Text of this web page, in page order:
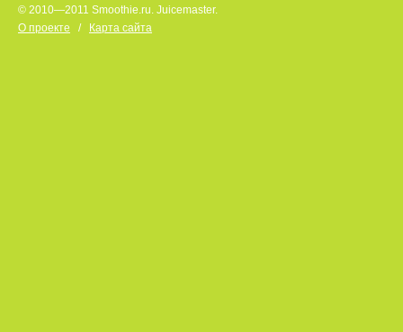
© 2010—2011 Smoothie.ru. Juicemaster.
О проекте / Карта сайта